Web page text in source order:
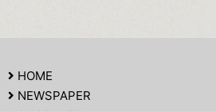
HOME
NEWSPAPER